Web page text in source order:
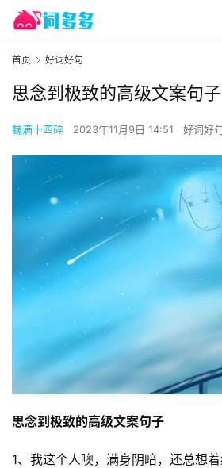
首页 好词好句
思念到极致的高级文案句子
魏满十四碎 2023年11月9日 14:51 好词好
思念到极致的高级文案句子
1、我这个人噢，满身阴暗，还总想着